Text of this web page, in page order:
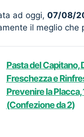
ad oggi, 07/08/
il meglio che
Pasta del Capitano,
Freschezza e
Prevenire la Placca,
(Confezione da 2)